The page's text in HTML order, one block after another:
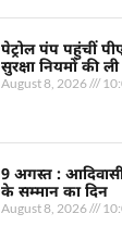
पेट्रोल पंप पहुंचीं
सुरक्षा नियमों की
August 8, 2026
9 अगस्त :
के सम्मान का दिन
August 8, 2026